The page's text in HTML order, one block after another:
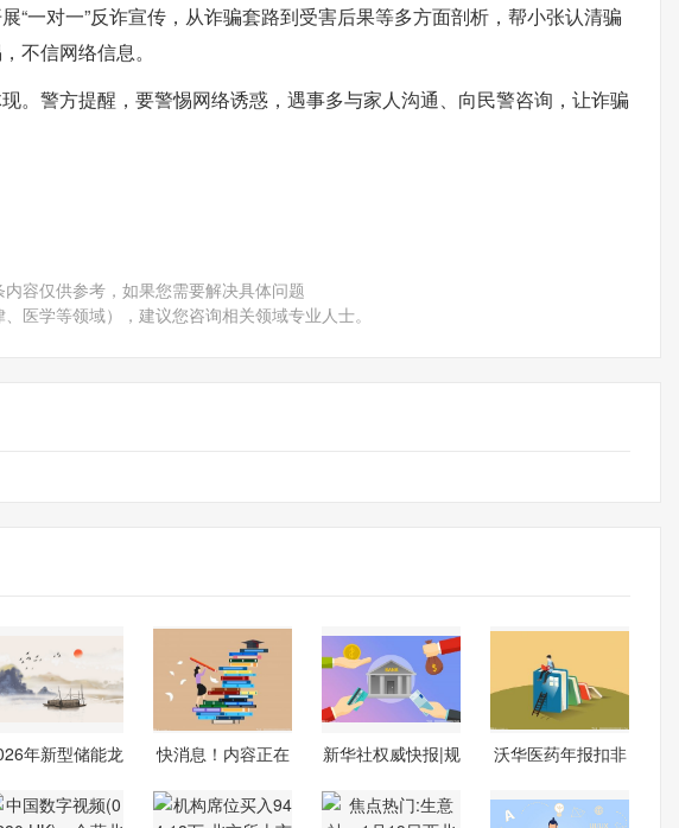
“一对一”反诈宣传，从诈骗套路到受害后果等多方面剖析，帮小张认清骗
不信网络信息。
。警方提醒，要警惕网络诱惑，遇事多与家人沟通、向民警咨询，让诈骗
内容仅供参考，如果您需要解决具体问题
、医学等领域），建议您咨询相关领域专业人士。
年新型储能龙
快消息！内容正在
新华社权威快报|规
沃华医药年报扣非